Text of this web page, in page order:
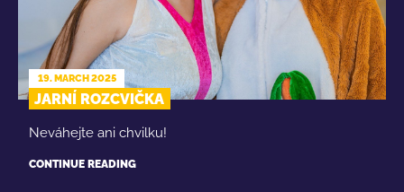
19. MARCH 2025
JARNÍ ROZCVIČKA
Neváhejte ani chvilku!
CONTINUE READING